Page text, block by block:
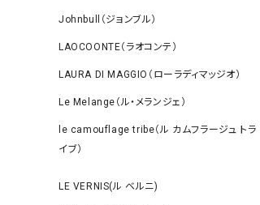
Johnbull（ジョンブル）
LAOCOONTE（ラオコンテ）
LAURA DI MAGGIO（ローラディマッジオ）
Le Melange（ル・メランジェ）
le camouflage tribe（ル カムフラージュ トラ
イブ）
LE VERNIS(ル ベルニ)